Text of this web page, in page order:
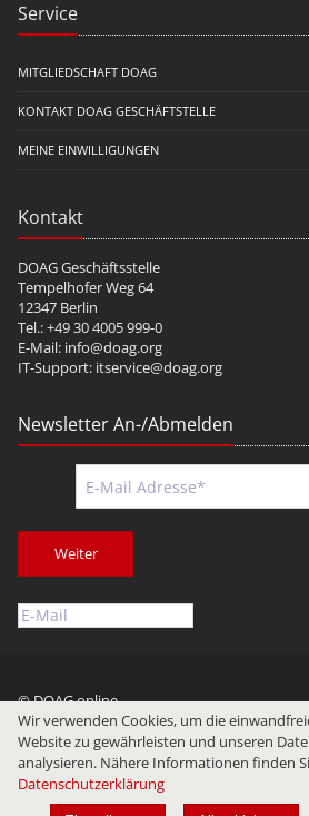
Service
MITGLIEDSCHAFT DOAG
KONTAKT DOAG GESCHÄFTSTELLE
MEINE EINWILLIGUNGEN
Kontakt
DOAG Geschäftsstelle
Tempelhofer Weg 64
12347 Berlin
Tel.: +49 30 4005 999-0
E-Mail: info@doag.org
IT-Support: itservice@doag.org
Newsletter An-/Abmelden
Weiter
© DOAG online
Impressum
Datenschutz
Wir verwenden Cookies, um die
Website zu gewährleisten und unseren
analysieren. Nähere Informationen finden
Datenschutzerklärung